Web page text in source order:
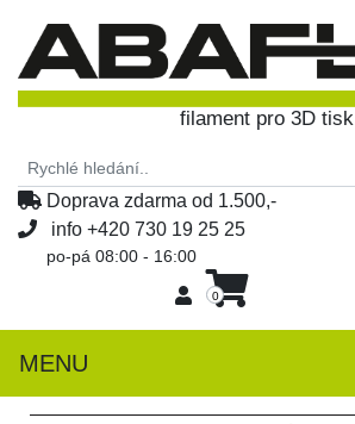
filament pro 3D tisk
Doprava zdarma od 1.500,-
info +420 730 19 25 25
po-pá 08:00 - 16:00
0
MENU